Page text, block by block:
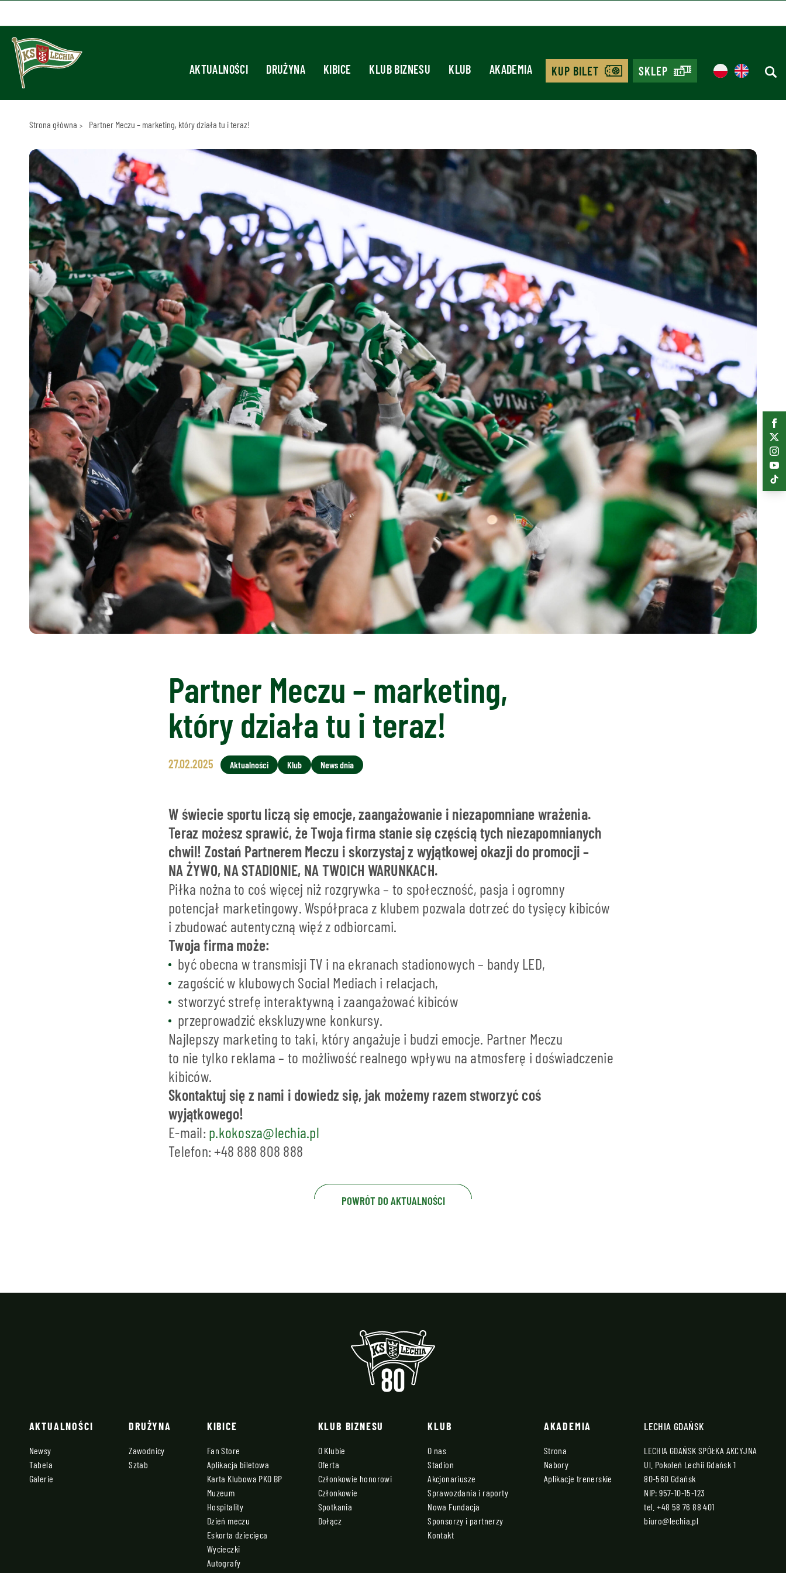
AKTUALNOŚCI DRUŻYNA KIBICE KLUB BIZNESU KLUB AKADEMIA KUP BILET SKLEP
Strona główna Partner Meczu – marketing, który działa tu i teraz!
Partner Meczu – marketing,
który działa tu i teraz!
27.02.2025 Aktualności Klub News dnia
W świecie sportu liczą się emocje, zaangażowanie i niezapomniane wrażenia.
Teraz możesz sprawić, że Twoja firma stanie się częścią tych niezapomnianych
chwil! Zostań Partnerem Meczu i skorzystaj z wyjątkowej okazji do promocji –
NA ŻYWO, NA STADIONIE, NA TWOICH WARUNKACH.
Piłka nożna to coś więcej niż rozgrywka – to społeczność, pasja i ogromny
potencjał marketingowy. Współpraca z klubem pozwala dotrzeć do tysięcy kibiców
i zbudować autentyczną więź z odbiorcami.
Twoja firma może:
być obecna w transmisji TV i na ekranach stadionowych – bandy LED,
zagościć w klubowych Social Mediach i relacjach,
stworzyć strefę interaktywną i zaangażować kibiców
przeprowadzić ekskluzywne konkursy.
Najlepszy marketing to taki, który angażuje i budzi emocje. Partner Meczu
to nie tylko reklama – to możliwość realnego wpływu na atmosferę i doświadczenie
kibiców.
Skontaktuj się z nami i dowiedz się, jak możemy razem stworzyć coś
wyjątkowego!
E-mail:p.kokosza@lechia.pl
Telefon: +48 888 808 888
POWRÓT DO AKTUALNOŚCI
AKTUALNOŚCI
Newsy
Tabela
Galerie
DRUŻYNA
Zawodnicy
Sztab
KIBICE
Fan Store
Aplikacja biletowa
Karta Klubowa PKO BP
Muzeum
Hospitality
Dzień meczu
Eskorta dziecięca
Wycieczki
Autografy
KLUB BIZNESU
O Klubie
Oferta
Członkowie honorowi
Członkowie
Spotkania
Dołącz
KLUB
O nas
Stadion
Akcjonariusze
Sprawozdania i raporty
Nowa Fundacja
Sponsorzy i partnerzy
Kontakt
AKADEMIA
Strona
Nabory
Aplikacje trenerskie
LECHIA GDAŃSK
LECHIA GDAŃSK SPÓŁKA AKCYJNA
Ul. Pokoleń Lechii Gdańsk 1
80-560 Gdańsk
NIP: 957-10-15-123
tel.+48 58 76 88 401
biuro@lechia.pl